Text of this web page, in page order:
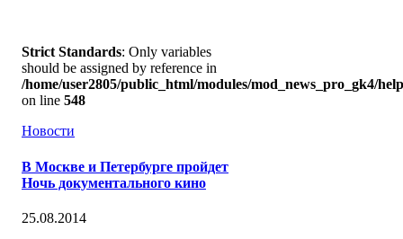
Strict Standards: Only variables
should be assigned by reference in
/home/user2805/public_html/modules/mod_news_pro_gk4/
on line 548
Новости
В Москве и Петербурге пройдет
Ночь документального кино
25.08.2014